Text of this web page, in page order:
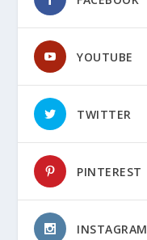
YOUTUBE
TWITTER
PINTEREST
INSTAGRAM